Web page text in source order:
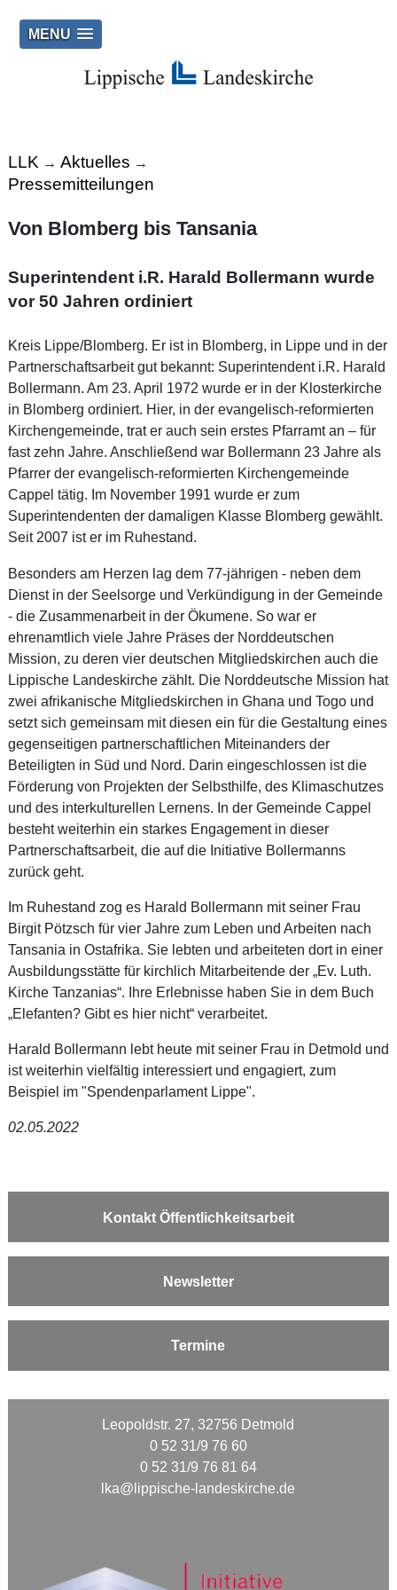
MENU
LLK → Aktuelles →
Pressemitteilungen
Von Blomberg bis Tansania
Superintendent i.R. Harald Bollermann wurde
vor 50 Jahren ordiniert
Kreis Lippe/Blomberg. Er ist in Blomberg, in Lippe und in der
Partnerschaftsarbeit gut bekannt: Superintendent i.R. Harald
Bollermann. Am 23. April 1972 wurde er in der Klosterkirche
in Blomberg ordiniert. Hier, in der evangelisch-reformierten
Kirchengemeinde, trat er auch sein erstes Pfarramt an – für
fast zehn Jahre. Anschließend war Bollermann 23 Jahre als
Pfarrer der evangelisch-reformierten Kirchengemeinde
Cappel tätig. Im November 1991 wurde er zum
Superintendenten der damaligen Klasse Blomberg gewählt.
Seit 2007 ist er im Ruhestand.
Besonders am Herzen lag dem 77-jährigen - neben dem
Dienst in der Seelsorge und Verkündigung in der Gemeinde
- die Zusammenarbeit in der Ökumene. So war er
ehrenamtlich viele Jahre Präses der Norddeutschen
Mission, zu deren vier deutschen Mitgliedskirchen auch die
Lippische Landeskirche zählt. Die Norddeutsche Mission hat
zwei afrikanische Mitgliedskirchen in Ghana und Togo und
setzt sich gemeinsam mit diesen ein für die Gestaltung eines
gegenseitigen partnerschaftlichen Miteinanders der
Beteiligten in Süd und Nord. Darin eingeschlossen ist die
Förderung von Projekten der Selbsthilfe, des Klimaschutzes
und des interkulturellen Lernens. In der Gemeinde Cappel
besteht weiterhin ein starkes Engagement in dieser
Partnerschaftsarbeit, die auf die Initiative Bollermanns
zurück geht.
Im Ruhestand zog es Harald Bollermann mit seiner Frau
Birgit Pötzsch für vier Jahre zum Leben und Arbeiten nach
Tansania in Ostafrika. Sie lebten und arbeiteten dort in einer
Ausbildungsstätte für kirchlich Mitarbeitende der „Ev. Luth.
Kirche Tanzanias“. Ihre Erlebnisse haben Sie in dem Buch
„Elefanten? Gibt es hier nicht“ verarbeitet.
Harald Bollermann lebt heute mit seiner Frau in Detmold und
ist weiterhin vielfältig interessiert und engagiert, zum
Beispiel im "Spendenparlament Lippe".
02.05.2022
Kontakt Öffentlichkeitsarbeit
Newsletter
Termine
Leopoldstr. 27, 32756 Detmold
0 52 31/9 76 60
0 52 31/9 76 81 64
lka@lippische-landeskirche.de